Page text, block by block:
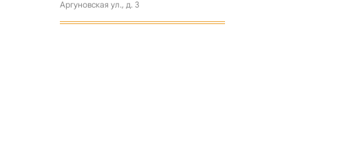
Аргуновская ул., д. 3